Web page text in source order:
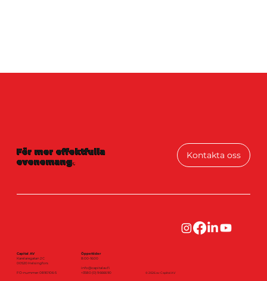
För mer effektfulla
evenemang.
Kontakta oss
Capital AV
Karelaregatan 2 C
00520 Helsingfors
FO-nummer: 0890106-5
Öppettider
8:00-16:00
info@capitalav.fi
+3580 (0) 9 6666 90
© 2026 av Capital AV